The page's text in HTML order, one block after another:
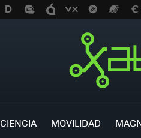
CIENCIA MOVILIDAD